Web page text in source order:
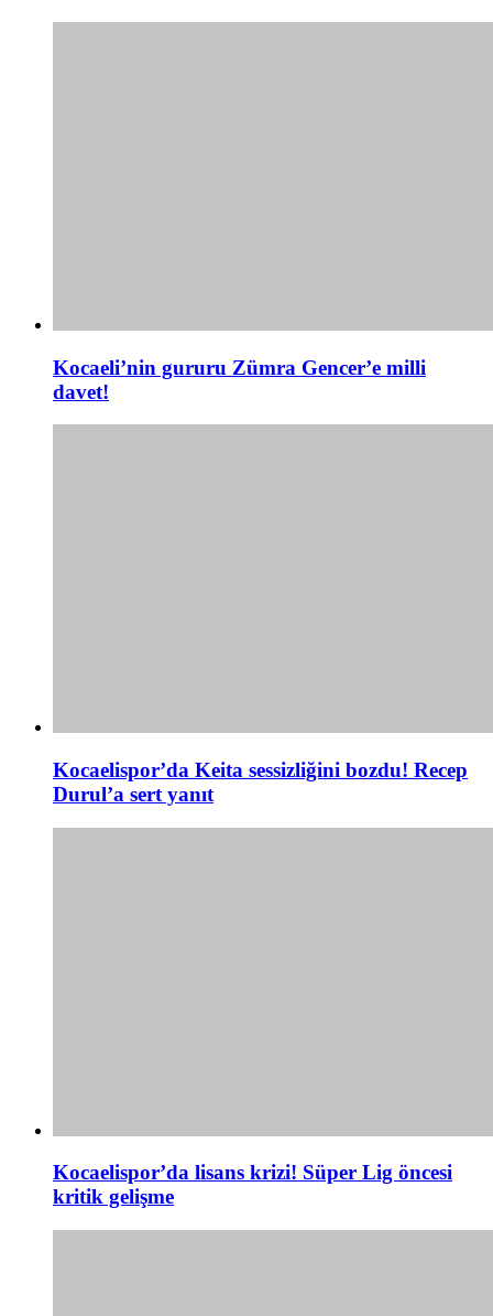
Kocaeli’nin gururu Zümra Gencer’e milli
davet!
Kocaelispor’da Keita sessizliğini bozdu! Recep
Durul’a sert yanıt
Kocaelispor’da lisans krizi! Süper Lig öncesi
kritik gelişme